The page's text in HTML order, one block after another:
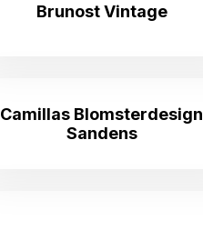
Brunost Vintage
Camillas Blomsterdesign
Sandens